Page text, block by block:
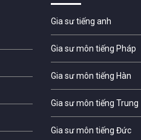
Gia sư tiếng anh
Gia sư môn tiếng Pháp
Gia sư môn tiếng Hàn
Gia sư môn tiếng Trung
Gia sư môn tiếng Đức